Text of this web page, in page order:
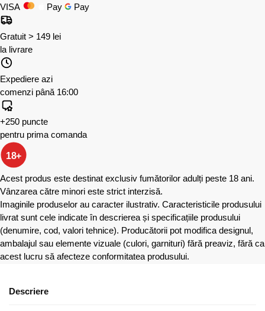
VISA
Pay Pay
Gratuit > 149 lei
la livrare
Expediere azi
comenzi până 16:00
+250 puncte
pentru prima comanda
18+
Acest produs este destinat exclusiv fumătorilor adulți peste 18 ani.
Vânzarea către minori este strict interzisă.
Imaginile produselor au caracter ilustrativ. Caracteristicile produsului
livrat sunt cele indicate în descrierea și specificațiile produsului
(denumire, cod, valori tehnice). Producătorii pot modifica designul,
ambalajul sau elemente vizuale (culori, garnituri) fără preaviz, fără ca
acest lucru să afecteze conformitatea produsului.
Descriere